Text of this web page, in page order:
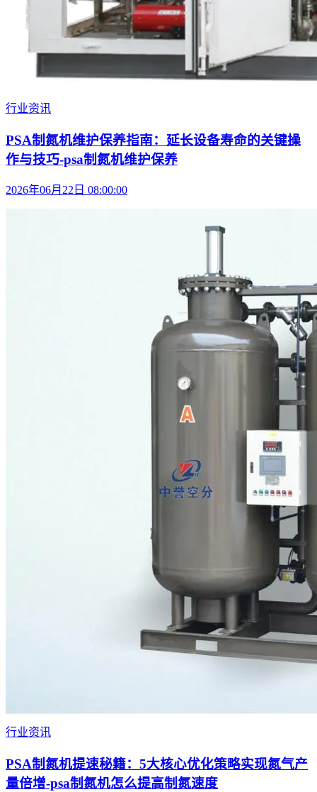
行业资讯
PSA制氮机维护保养指南：延长设备寿命的关键操
作与技巧-psa制氮机维护保养
2026年06月22日 08:00:00
行业资讯
PSA制氮机提速秘籍：5大核心优化策略实现氮气产
量倍增-psa制氮机怎么提高制氮速度